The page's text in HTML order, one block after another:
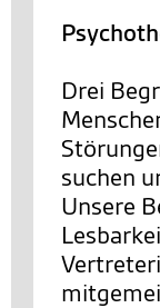
Drei
suchen
Unsere